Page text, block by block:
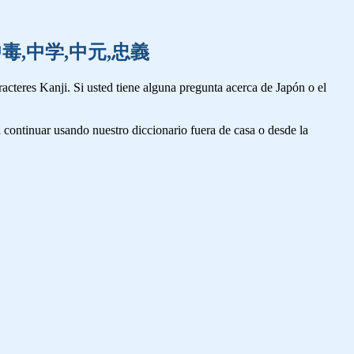
,中学,中元,忠義
Kanji. Si usted tiene alguna pregunta acerca de Japón o el
continuar usando nuestro diccionario fuera de casa o desde la